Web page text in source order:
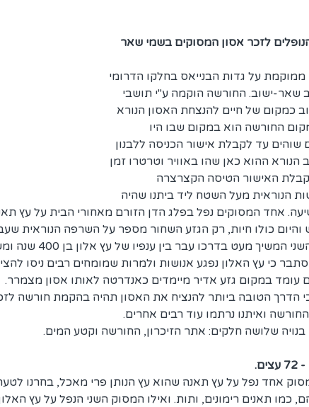
לזכר אסון המסוקים בשמי שאר
על גדות הבנייאס בחלקו הדרומי
שאר-ישוב. החורשה הוקמה ע"י תושבי
כמקום של חיים להנצחת האסון הנורא
החורשה הוא במקום שבו היו
שוהים עד לקבלת אישור הכניסה ללבנון
הנורא ההוא כאן שהו באוויר וטרטרו זמן
האישור הטיסה הקצרצרה
הנוראית מעל השטח ליד ביתנו שהיה
אחד המסוקים נפל בפלג הדן הזורם מאחורי הבית על עץ
כולו חיות, רק הגזע השחור מספר על השרפה הנוראית
המסוק השני
כי עץ האלון נפגע אנושות ולמרות שמומחים רבים ניסו
עומד במקום גזע אדיר מיימדים כאנדרטה לאותו אסון מצמרר.
הדרך הטובה ביותר להנציח את האסון תהיה בהקמת חורשה
ואיתנו נרתמו עוד רבים אחרים.
שלושה חלקים: אתר הזיכרון, החורשה וקטע המים.
אחד נפל על עץ תאנה שהוא עץ הנותן פרי מאכל, בחרנו לטעת
כמו תאנים רימונים, ותות. ואילו המסוק השני הנפל על עץ